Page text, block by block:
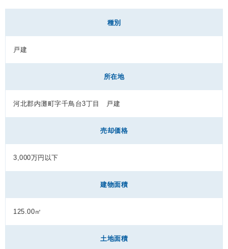
種別
戸建
所在地
河北郡内灘町字千鳥台3丁目 戸建
売却価格
3,000万円以下
建物面積
125.00㎡
土地面積